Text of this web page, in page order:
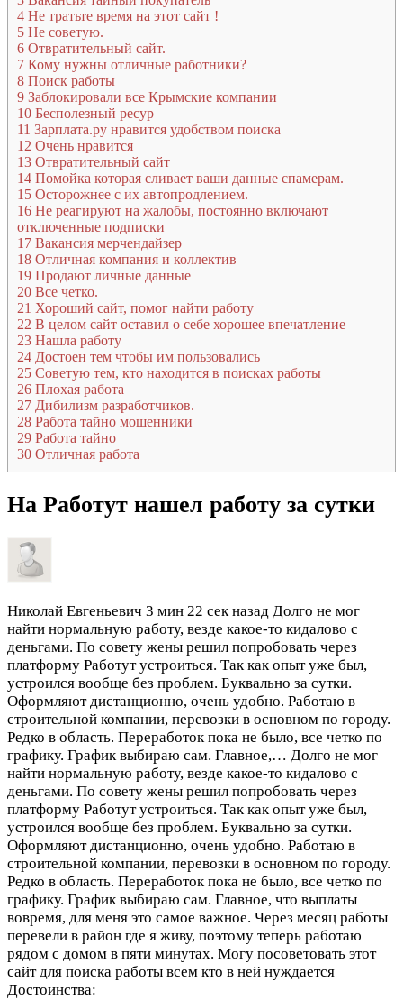
4 Не тратьте время на этот сайт !
5 Не советую.
6 Отвратительный сайт.
7 Кому нужны отличные работники?
8 Поиск работы
9 Заблокировали все Крымские компании
10 Бесполезный ресур
11 Зарплата.ру нравится удобством поиска
12 Очень нравится
13 Отвратительный сайт
14 Помойка которая сливает ваши данные спамерам.
15 Осторожнее с их автопродлением.
16 Не реагируют на жалобы, постоянно включают
отключенные подписки
17 Вакансия мерчендайзер
18 Отличная компания и коллектив
19 Продают личные данные
20 Все четко.
21 Хороший сайт, помог найти работу
22 В целом сайт оставил о себе хорошее впечатление
23 Нашла работу
24 Достоен тем чтобы им пользовались
25 Советую тем, кто находится в поисках работы
26 Плохая работа
27 Дибилизм разработчиков.
28 Работа тайно мошенники
29 Работа тайно
30 Отличная работа
На Работут нашел работу за сутки
Николай Евгеньевич 3 мин 22 сек назад Долго не мог
найти нормальную работу, везде какое-то кидалово с
деньгами. По совету жены решил попробовать через
платформу Работут устроиться. Так как опыт уже был,
устроился вообще без проблем. Буквально за сутки.
Оформляют дистанционно, очень удобно. Работаю в
строительной компании, перевозки в основном по городу.
Редко в область. Переработок пока не было, все четко по
графику. График выбираю сам. Главное,… Долго не мог
найти нормальную работу, везде какое-то кидалово с
деньгами. По совету жены решил попробовать через
платформу Работут устроиться. Так как опыт уже был,
устроился вообще без проблем. Буквально за сутки.
Оформляют дистанционно, очень удобно. Работаю в
строительной компании, перевозки в основном по городу.
Редко в область. Переработок пока не было, все четко по
графику. График выбираю сам. Главное, что выплаты
вовремя, для меня это самое важное. Через месяц работы
перевели в район где я живу, поэтому теперь работаю
рядом с домом в пяти минутах. Могу посоветовать этот
сайт для поиска работы всем кто в ней нуждается
Достоинства: